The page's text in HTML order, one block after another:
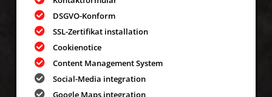
DSGVO-Konform
SSL-Zertifikat installation
Cookienotice
Content Management System
Social-Media integration
Google Maps integration